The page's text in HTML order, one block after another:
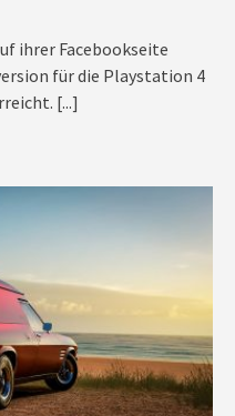
ihrer Facebookseite
für die Playstation 4
[...]